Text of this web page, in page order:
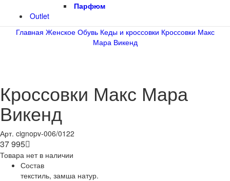
Парфюм
Outlet
Главная Женское Обувь Кеды и кроссовки Кроссовки Макс
Мара Викенд
Кроссовки Макс Мара
Викенд
Арт. cignopv-006/0122
37 995
Товара нет в наличии
Состав
текстиль, замша натур.